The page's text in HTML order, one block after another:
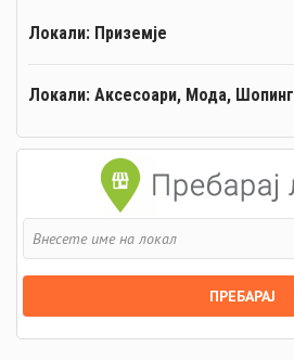
Локали: Приземје
Локали: Аксесоари, Мода, Шопинг